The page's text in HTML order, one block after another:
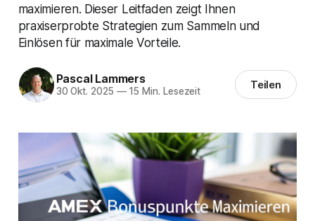
maximieren. Dieser Leitfaden zeigt Ihnen
praxiserprobte Strategien zum Sammeln und
Einlösen für maximale Vorteile.
Pascal Lammers
30 Okt. 2025 —15 Min. Lesezeit Teilen